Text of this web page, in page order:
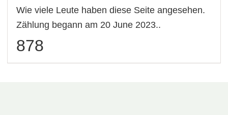
Wie viele Leute haben diese Seite angesehen.
Zählung begann am 20 June 2023..
878